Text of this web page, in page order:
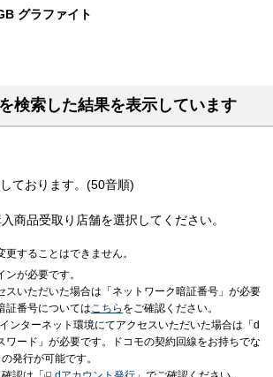
グラファイト
検索した結果を表示しています
ております。(50音順)
商品受取り店舗を選択してください。
することはできません。
が必要です。
スいただいた場合は「ネットワーク暗証番号」が必要
証番号についてはこちら をご確認ください。
ンターネット環境にてアクセスいただいた場合は「d
ワード」が必要です。ドコモの契約回線をお持ちでな
発行が可能です。